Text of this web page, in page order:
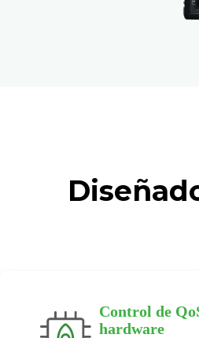
Control de
hardware